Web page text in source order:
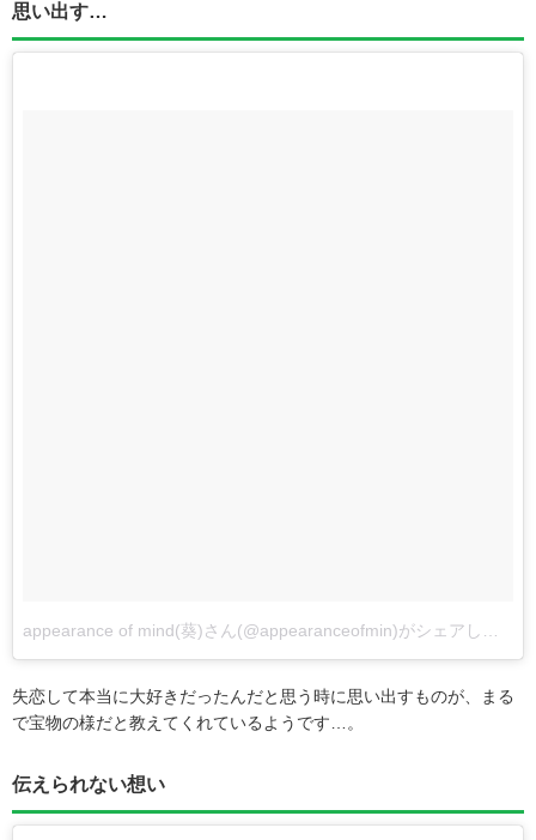
思い出す…
失恋して本当に大好きだったんだと思う時に思い出すものが、まる
で宝物の様だと教えてくれているようです…。
伝えられない想い